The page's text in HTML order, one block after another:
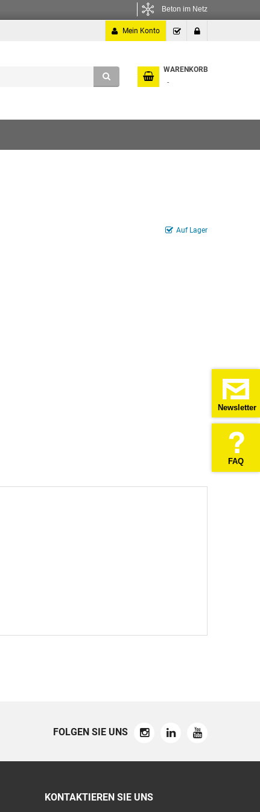
Beton im Netz
Mein Konto Kasse
WARENKORB
Newsletter
FAQ
Auf Lager
FOLGEN SIE UNS
KONTAKTIEREN SIE UNS